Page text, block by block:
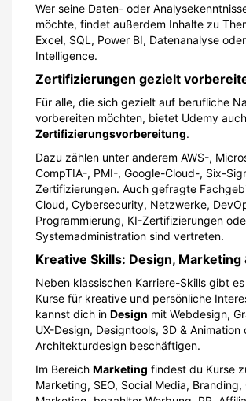
Wer seine Daten- oder
möchte, findet außerdem Inhalte zu
Excel, SQL, Power BI, Datenanalyse
Intelligence.
Zertifizierungen gezielt
Für alle, die sich gezielt auf berufliche
vorbereiten möchten, bietet Udemy
Zertifizierungsvorbereitung.
Dazu zählen unter anderem AWS-,
CompTIA-, PMI-, Google-Cloud-, Six-
Zertifizierungen. Auch gefragte
Cloud, Cybersecurity, Netzwerke,
Programmierung, KI-Zertifizierungen
Systemadministration sind vertreten.
Kreative Skills: Design, Marketing
Neben klassischen Karriere-Skills gibt
Kurse für kreative und persönliche
kannst dich in Design mit Webdesign,
UX-Design, Designtools, 3D & Animation
Architekturdesign beschäftigen.
Im Bereich Marketing findest du Kurse
Marketing, SEO, Social Media,